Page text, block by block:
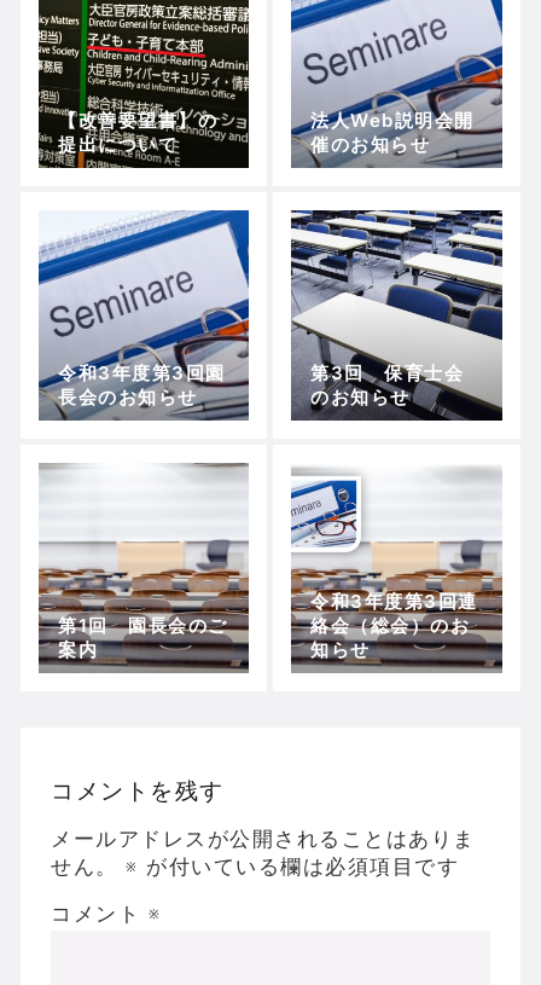
【改善要望書】の
提出について
法人Web説明会開
催のお知らせ
令和3年度第3回園
長会のお知らせ
第3回 保育士会
のお知らせ
第1回 園長会のご
案内
令和3年度第3回連
絡会（総会）のお
知らせ
コメントを残す
メールアドレスが公開されることはありま
せん。
※ が付いている欄は必須項目です
コメント ※